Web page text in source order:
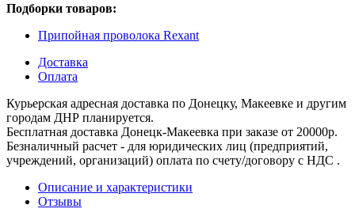
Подборки товаров:
Припойная проволока Rexant
Доставка
Оплата
Курьерская адресная доставка по Донецку, Макеевке и другим
городам ДНР планируется.
Бесплатная доставка Донецк-Макеевка при заказе от 20000р.
Безналичный расчет - для юридических лиц (предприятий,
учреждений, организаций) оплата по счету/договору с НДС .
Описание и характеристики
Отзывы